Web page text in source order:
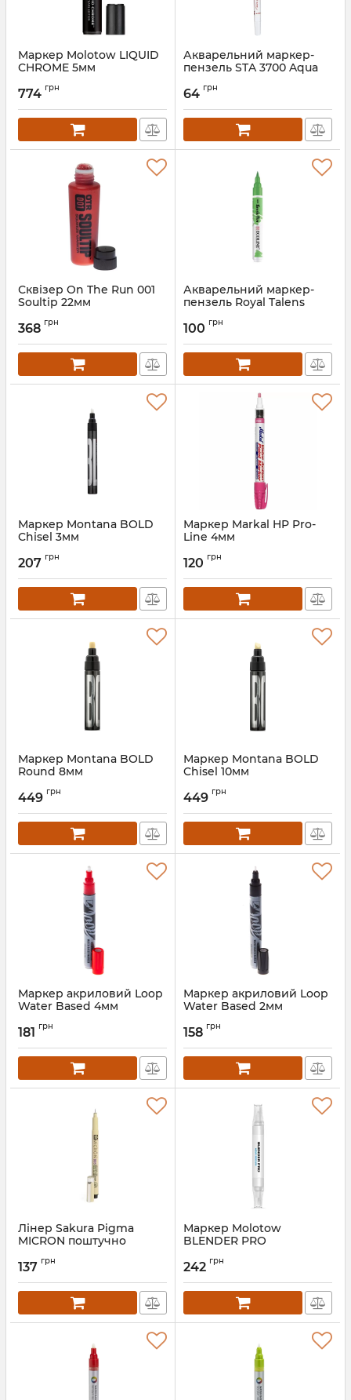
Маркер Molotow LIQUID
CHROME 5мм
774 грн
Акварельний маркер-
пензель STA 3700 Aqua
поштучно
64 грн
Сквізер On The Run 001
Soultip 22мм
368 грн
Акварельний маркер-
пензель Royal Talens
поштучно
100 грн
Маркер Montana BOLD
Chisel 3мм
207 грн
Маркер Markal HP Pro-
Line 4мм
120 грн
Маркер Montana BOLD
Round 8мм
449 грн
Маркер Montana BOLD
Chisel 10мм
449 грн
Маркер акриловий Loop
Water Based 4мм
181 грн
Маркер акриловий Loop
Water Based 2мм
158 грн
Лінер Sakura Pigma
MICRON поштучно
137 грн
Маркер Molotow
BLENDER PRO
242 грн